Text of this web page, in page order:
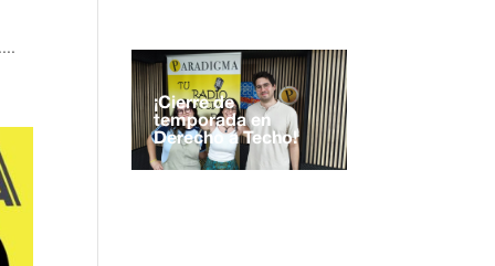
¡Cierre de
temporada en
Derecho a Techo!